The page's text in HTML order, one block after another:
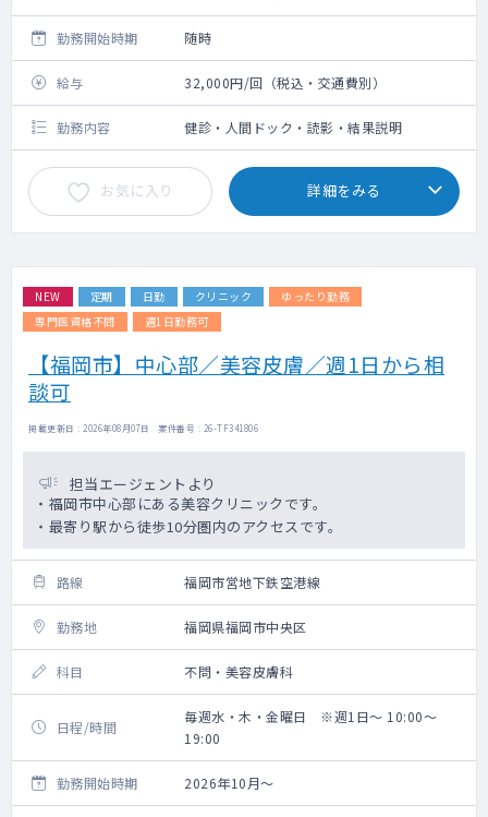
勤務開始時期 随時
給与 32,000円/回（税込・交通費別）
勤務内容 健診・人間ドック・読影・結果説明
お気に入り 詳細をみる
NEW 定期 日勤 クリニック
ゆったり勤務
専門医資格不問
週1日勤務可
【福岡市】中心部／美容皮膚／週1日から相
談可
掲載更新日 : 2026年08月07日 案件番号 : 26-TF341806
担当エージェントより
・福岡市中心部にある美容クリニックです。
・最寄り駅から徒歩10分圏内のアクセスです。
路線 福岡市営地下鉄空港線
勤務地 福岡県福岡市中央区
科目 不問・美容皮膚科
日程/時間
毎週水・木・金曜日 ※週1日～ 10:00～
19:00
勤務開始時期 2026年10月～